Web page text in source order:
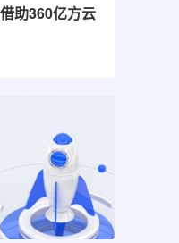
助360亿方云